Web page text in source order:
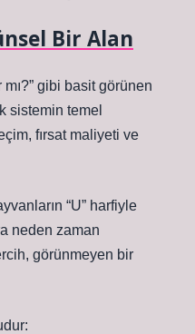
Bir Alan
gibi basit görünen
sistemin temel
fırsat maliyeti ve
“U” harfiyle
neden zaman
görünmeyen bir